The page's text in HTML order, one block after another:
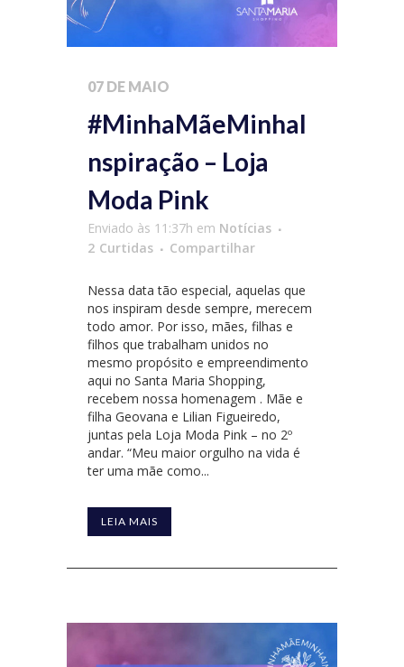
07 DE MAIO
#MinhaMãeMinhaI
nspiração – Loja
Moda Pink
Enviado às 11:37h em Notícias
2 Curtidas Compartilhar
Nessa data tão especial, aquelas que
nos inspiram desde sempre, merecem
todo amor. Por isso, mães, filhas e
filhos que trabalham unidos no
mesmo propósito e empreendimento
aqui no Santa Maria Shopping,
recebem nossa homenagem . Mãe e
filha Geovana e Lilian Figueiredo,
juntas pela Loja Moda Pink – no 2º
andar. “Meu maior orgulho na vida é
ter uma mãe como...
LEIA MAIS